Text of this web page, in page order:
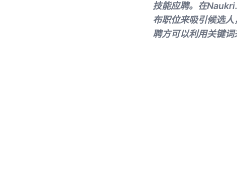
技能应聘。在
布职位来吸引候选
聘方可以利用关键